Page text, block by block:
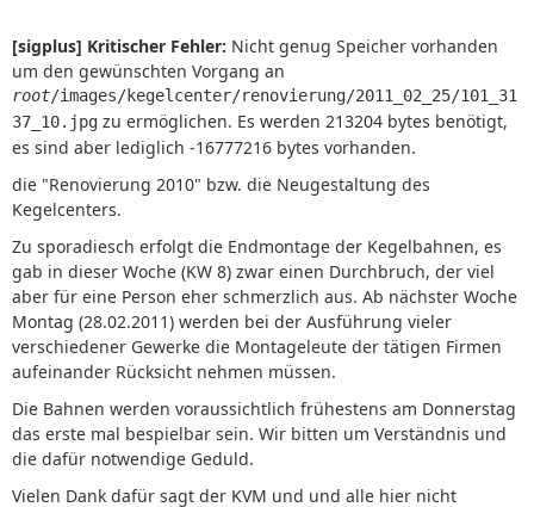
[sigplus] Kritischer Fehler: Nicht genug Speicher vorhanden
um den gewünschten Vorgang an
root/images/kegelcenter/renovierung/2011_02_25/101_31
37_10.jpg zu ermöglichen. Es werden 213204 bytes benötigt,
es sind aber lediglich -16777216 bytes vorhanden.
die "Renovierung 2010" bzw. die Neugestaltung des
Kegelcenters.
Zu sporadiesch erfolgt die Endmontage der Kegelbahnen, es
gab in dieser Woche (KW 8) zwar einen Durchbruch, der viel
aber für eine Person eher schmerzlich aus. Ab nächster Woche
Montag (28.02.2011) werden bei der Ausführung vieler
verschiedener Gewerke die Montageleute der tätigen Firmen
aufeinander Rücksicht nehmen müssen.
Die Bahnen werden voraussichtlich frühestens am Donnerstag
das erste mal bespielbar sein. Wir bitten um Verständnis und
die dafür notwendige Geduld.
Vielen Dank dafür sagt der KVM und und alle hier nicht